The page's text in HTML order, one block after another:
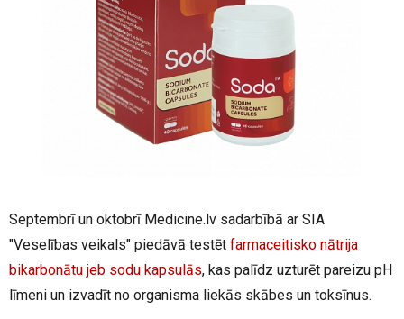
Septembrī un oktobrī Medicine.lv sadarbībā ar SIA
"Veselības veikals" piedāvā testēt farmaceitisko nātrija
bikarbonātu jeb sodu kapsulās, kas palīdz uzturēt pareizu pH
līmeni un izvadīt no organisma liekās skābes un toksīnus.